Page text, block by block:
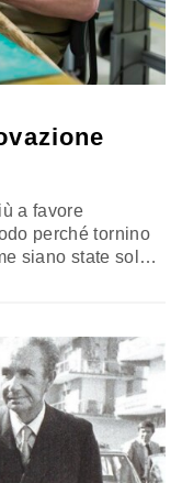
a favore
perché tornino
siano state solo il